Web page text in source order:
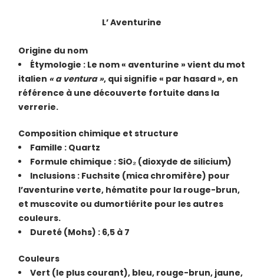
L’ Aventurine
Origine du nom
Étymologie : Le nom « aventurine » vient du mot
italien « a ventura », qui signifie « par hasard », en
référence à une découverte fortuite dans la
verrerie.
Composition chimique et structure
Famille : Quartz
Formule chimique : SiO₂ (dioxyde de silicium)
Inclusions : Fuchsite (mica chromifère) pour
l’aventurine verte, hématite pour la rouge-brun,
et muscovite ou dumortiérite pour les autres
couleurs.
Dureté (Mohs) : 6,5 à 7
Couleurs
Vert (le plus courant), bleu, rouge-brun, jaune,